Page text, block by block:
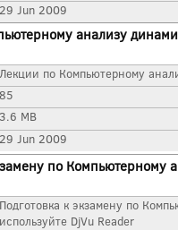
29 Jun 2009
анализу
Лекции по Компьютерному
85
3.6 MB
29 Jun 2009
по
Подготовка к экзамену по
используйте DjVu Reader